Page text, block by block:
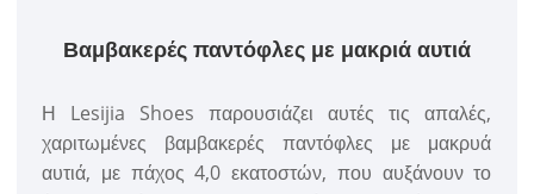
Βαμβακερές παντόφλες με μακριά αυτιά
Η Lesijia Shoes παρουσιάζει αυτές τις απαλές,
χαριτωμένες βαμβακερές παντόφλες με μακρυά
αυτιά, με πάχος 4,0 εκατοστών, που αυξάνουν το